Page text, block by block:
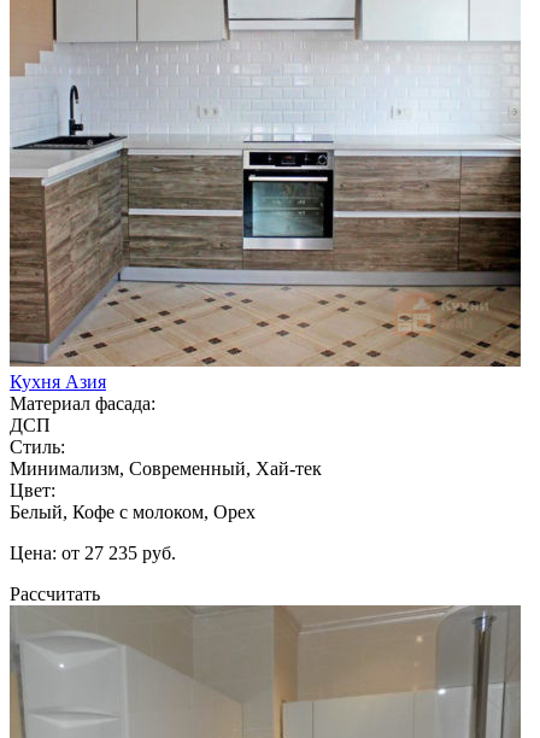
Кухня Азия
Материал фасада:
ДСП
Стиль:
Минимализм, Современный, Хай-тек
Цвет:
Белый, Кофе с молоком, Орех
Цена: от 27 235 руб.
Рассчитать